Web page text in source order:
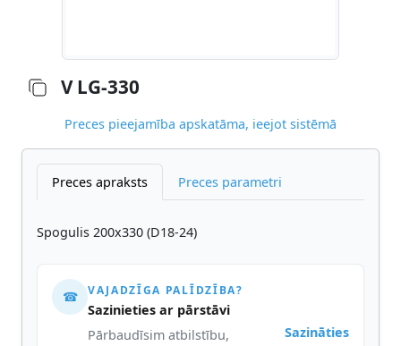
V LG-330
Preces pieejamība apskatāma, ieejot sistēmā
Preces apraksts Preces parametri
Spogulis 200x330 (D18-24)
☎ VAJADZĪGA PALĪDZĪBA?
Sazinieties ar pārstāvi
Pārbaudīsim atbilstību,
Sazināties